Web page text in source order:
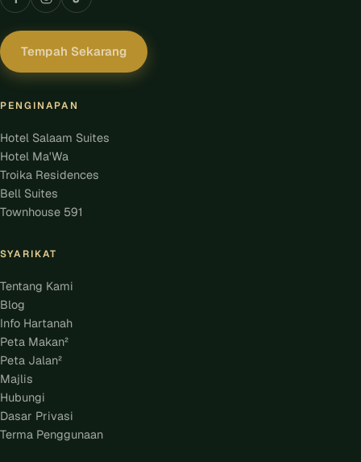
Tempah Sekarang
PENGINAPAN
Hotel Salaam Suites
Hotel Ma'Wa
Troika Residences
Bell Suites
Townhouse 591
SYARIKAT
Tentang Kami
Blog
Info Hartanah
Peta Makan²
Peta Jalan²
Majlis
Hubungi
Dasar Privasi
Terma Penggunaan